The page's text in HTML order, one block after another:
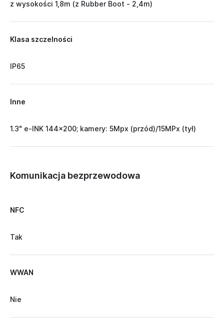
z wysokości 1,8m (z Rubber Boot - 2,4m)
Klasa szczelności
IP65
Inne
1.3" e-INK 144x200; kamery: 5Mpx (przód)/15MPx (tył)
Komunikacja bezprzewodowa
NFC
Tak
WWAN
Nie